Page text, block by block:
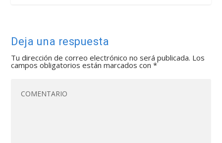
Deja una respuesta
Tu dirección de correo electrónico no será publicada. Los
campos obligatorios están marcados con*